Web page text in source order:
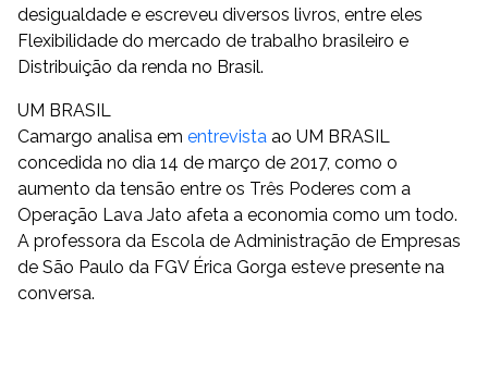
desigualdade e escreveu diversos livros, entre eles
Flexibilidade do mercado de trabalho brasileiro e
Distribuição da renda no Brasil.
UM BRASIL
Camargo analisa em entrevista ao UM BRASIL
concedida no dia 14 de março de 2017, como o
aumento da tensão entre os Três Poderes com a
Operação Lava Jato afeta a economia como um todo.
A professora da Escola de Administração de Empresas
de São Paulo da FGV Érica Gorga esteve presente na
conversa.